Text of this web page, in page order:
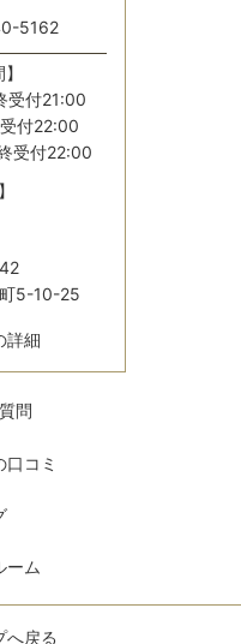
受付21:00
付22:00
受付22:00
5-10-25